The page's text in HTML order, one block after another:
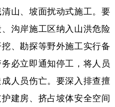
山、坡面扰动式施工。要
沟岸施工区纳入山洪危险
、勘探等野外施工实行备
必立即通知停工，将人员
人员伤亡。要深入排查擅
建房、挤占坡体安全空间